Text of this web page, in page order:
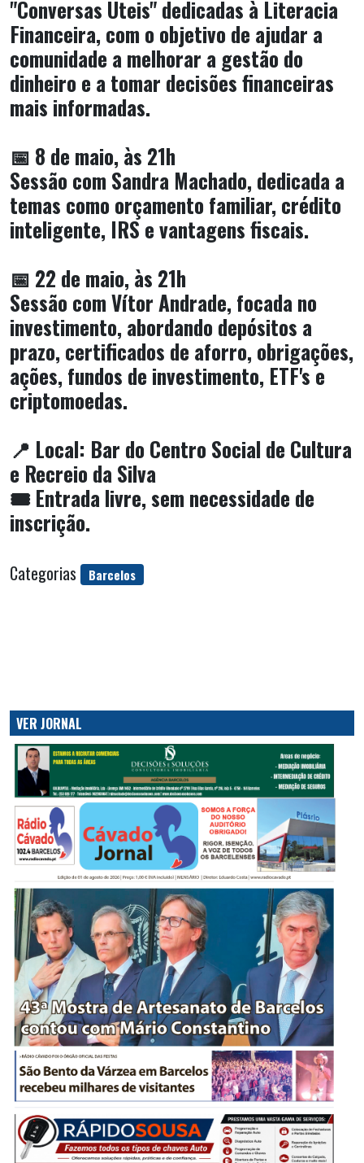
"Conversas Úteis" dedicadas à Literacia
Financeira, com o objetivo de ajudar a
comunidade a melhorar a gestão do
dinheiro e a tomar decisões financeiras
mais informadas.
📅 8 de maio, às 21h
Sessão com Sandra Machado, dedicada a
temas como orçamento familiar, crédito
inteligente, IRS e vantagens fiscais.
📅 22 de maio, às 21h
Sessão com Vítor Andrade, focada no
investimento, abordando depósitos a
prazo, certificados de aforro, obrigações,
ações, fundos de investimento, ETF's e
criptomoedas.
📍 Local: Bar do Centro Social de Cultura
e Recreio da Silva
🎟️ Entrada livre, sem necessidade de
inscrição.
Categorias Barcelos
VER JORNAL